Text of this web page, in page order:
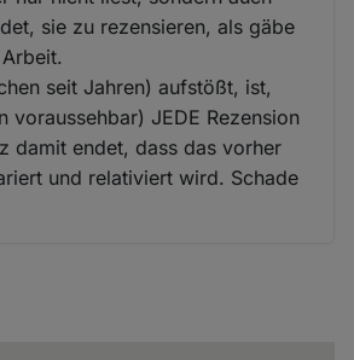
sie zu rezensieren, als gäbe
seit Jahren) aufstößt, ist,
voraussehbar) JEDE Rezension
damit endet, dass das vorher
und relativiert wird. Schade